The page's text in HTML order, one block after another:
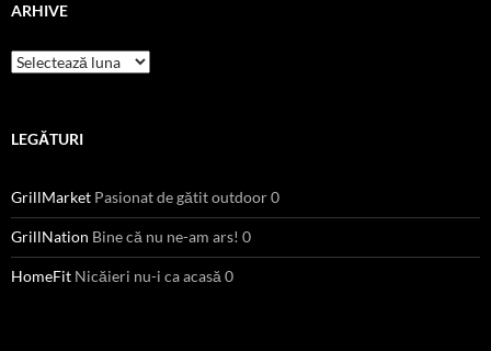
ARHIVE
Arhive
LEGĂTURI
GrillMarket Pasionat de gătit outdoor 0
GrillNation Bine că nu ne-am ars! 0
HomeFit Nicăieri nu-i ca acasă 0